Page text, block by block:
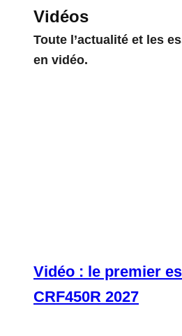
Vidéos
Toute l’actualité et les
en vidéo.
Vidéo : le premier
CRF450R 2027